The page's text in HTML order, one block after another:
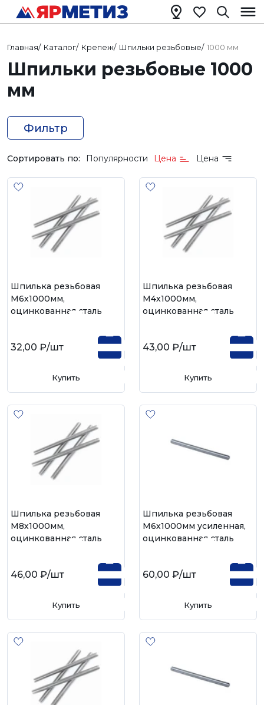
Главная/ Каталог/ Крепеж/ Шпильки резьбовые/ 1000 мм
Шпильки резьбовые 1000
мм
Фильтр
Сортировать по: Популярности Цена Цена
Шпилька резьбовая
М6х1000мм,
оцинкованная сталь
32,00 ₽/шт
Купить
Шпилька резьбовая
М4х1000мм,
оцинкованная сталь
43,00 ₽/шт
Купить
Шпилька резьбовая
М8х1000мм,
оцинкованная сталь
46,00 ₽/шт
Купить
Шпилька резьбовая
М6х1000мм усиленная,
оцинкованная сталь
60,00 ₽/шт
Купить